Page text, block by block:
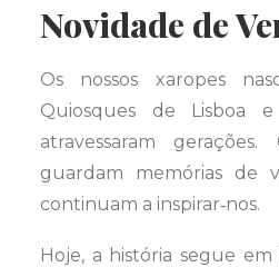
Novidade de
Os nossos xaropes
Quiosques de Lisboa
atravessaram
guardam memórias de
continuam a inspirar‑nos.
Hoje, a história segue